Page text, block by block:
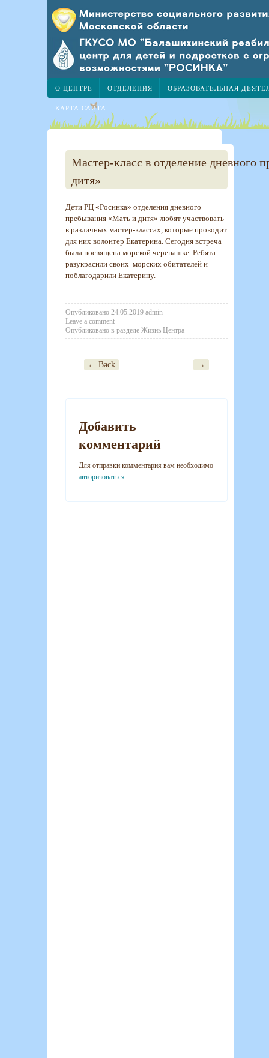
О ЦЕНТРЕ ОТДЕЛЕНИЯ ОБРАЗОВАТЕЛЬНАЯ
КАРТА САЙТА
Мастер-класс в отделение дневного
дитя»
Дети РЦ «Росинка» отделения дневного
пребывания «Мать и дитя» любят участвовать
в различных мастер-классах, которые проводит
для них волонтер Екатерина. Сегодня встреча
была посвящена морской черепашке. Ребята
разукрасили своих морских обитателей и
поблагодарили Екатерину.
Опубликовано 24.05.2019 admin
Leave a comment
Опубликовано в разделе Жизнь Центра
Post navigation
← Back →
Добавить
комментарий
Для отправки комментария вам необходимо
авторизоваться.